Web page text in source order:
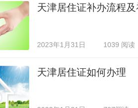
天津居住证补办流程
2023年1月31日 1039 阅读
天津居住证如何办理